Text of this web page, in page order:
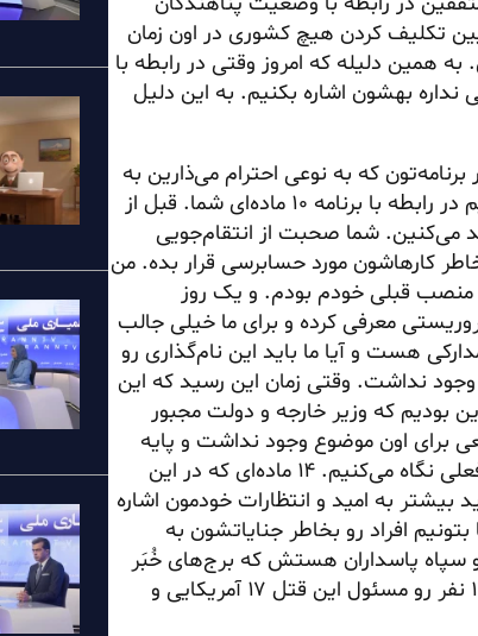
تکلیف کردن هیچ کشوری در اون زمان
همین دلیله که امروز وقتی در رابطه با
این ۱۴ ماده به نظر من ارزشی نداره بهشون اشاره بکنیم. به این دلیل
که به نوعی احترام می‌ذارین به
حقوق اون‌ها و حمایت در راهه. خب خانم رجوی می‌خوام صحبت بکنیم در رابطه با برنامه ۱۰ ماده‌ای شما. قبل از
می‌کنین. شما صحبت از انتقام‌جویی
کارهاشون مورد حسابرسی قرار بده. من
منصب قبلی خودم بودم. و یک روز
معرفی کرده و برای ما خیلی جالب
هست و آیا ما باید این نام‌گذاری رو
وجود نداشت. وقتی زمان این رسید که این
بودیم که وزیر خارجه و دولت مجبور
برای اون موضوع وجود نداشت و پایه
حقوقی نداشت. حالا امروز داریم به آینده نگاه می‌کنیم، به وضعیت فعلی نگاه می‌کنیم. ۱۴ ماده‌ای که در این
به امید و انتظارات خودمون اشاره
افراد رو بخاطر جنایاتشون به
سپاه پاسداران هستش که برج‌های خُبَر
رو منفجر کردند. و در اون دوران ما یک کیفرخواستی تهیه کردیم که ۱۴ نفر رو مسئول این قتل ۱۷ آمریکایی و